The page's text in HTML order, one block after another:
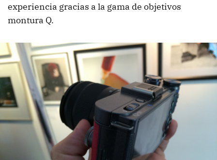
experiencia gracias a la gama de objetivos
montura Q.